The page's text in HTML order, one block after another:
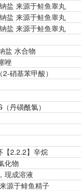
盐 来源于鲑鱼睾丸
盐 来源于鲑鱼睾丸
盐 来源于鲑鱼睾丸
盐 水合物
唑
硝基苯甲酸）
丹磺酰氯）
【2.2.2】辛烷
化物
现成溶液
源于鲱鱼精子